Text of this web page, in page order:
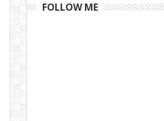
FOLLOW ME